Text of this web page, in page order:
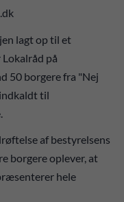
lagt op til et
på
50 borgere fra "Nej
til
af bestyrelsens
borgere oplever, at
hele